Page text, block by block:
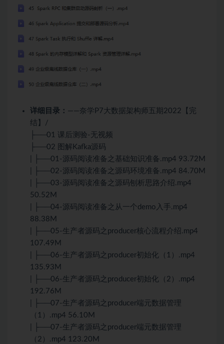
详细目录： ——奈学P7大数据架构师五期2022【完
结】/
├──01 课后测验-无视频
├──02 图解Kafka源码
| ├──01-源码阅读准备之基础知识准备.mp4 93.72M
| ├──02-源码阅读准备之源码环境准备.mp4 84.70M
| ├──03-源码阅读准备之源码刨析思路介绍.mp4
50.52M
| ├──04-源码阅读准备之从一个demo入手.mp4
88.38M
| ├──05-生产者源码之producer核心流程介绍.mp4
107.49M
| ├──06-生产者源码之producer初始化（1）.mp4
135.93M
| ├──06-生产者源码之producer初始化（2）.mp4
192.76M
| ├──07-生产者源码之producer端元数据管理
（1）.mp4 56.10M
| ├──07-生产者源码之producer端元数据管理
（2）.mp4 123.20M